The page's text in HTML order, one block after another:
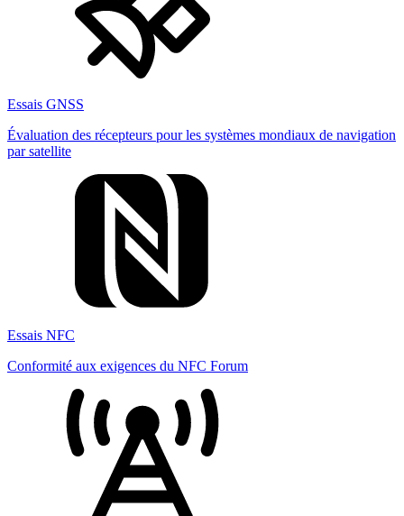
Essais GNSS
Évaluation des récepteurs pour les systèmes mondiaux de navigation
par satellite
Essais NFC
Conformité aux exigences du NFC Forum